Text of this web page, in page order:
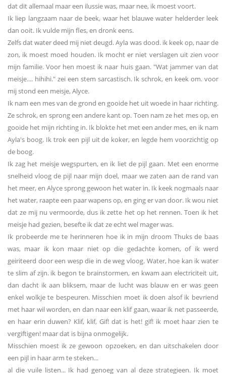
dat dit allemaal maar een ilussie was, maar nee, ik moest voort.
Ik liep langzaam naar de beek, waar het blauwe water helderder leek
dan ooit. Ik vulde mijn fles, en dronk eens.
Zelfs dat water deed mij niet deugd. Ayla was dood. ik keek op, naar de
zon, ik moest moed houden. Ik mocht er niet verslagen uit zien voor
mijn familie. Voor hen moest ik naar huis gaan. "Wat jammer van dat
meisje.... hihihi." zei een stem sarcastisch. Ik schrok, en keek om. voor
mij stond een meisje, Alyce.
Ik nam een mes van de grond en gooide het uit woede in haar richting.
Ze schrok, en sprong een andere kant op. Toen nam ze het mes op, en
gooide het mijn richting in. Ik blokte het met een ander mes, en ik nam
Ayla's boog. Ik trok een pijl uit de koker, en legde hem voorzichtig op
de boog.
Ik zag het meisje wegspurten, en ik liet de pijl gaan. Met een enorme
snelheid vloog de pijl naar mijn doel, maar we zaten aan de rand van
het meer, en Alyce sprong gewoon het water in. Ik keek nogmaals naar
het water, raapte een paar wapens op, en ging er van door. Ik wou niet
dat ze mij nu vermoorde, dus ik zette het op het rennen. Toen ik het
meisje had gezien, besefte ik dat ze echt wel mager was.
Ik probeerde me te herinneren hoe ik in mijn droom Thuks de baas
was, maar ik kon maar niet op die gedachte komen, of ik werd
geiriteerd door een wesp die in de weg vloog. Water, hoe kan ik water
te slim af zijn. ik begon te brainstormen, en kwam aan electriciteit uit,
dan dacht ik aan bliksem, maar de lucht was blauw en er was geen
enkel wolkje te bespeuren. Misschien moet ik doen alsof ik bevriend
met haar wil worden, en dan naar een klif gaan, waar ik net passeerde,
en haar erin duwen? Klif, klif, Gif! dat is het! gif! ik moet haar zien te
vergiftigen! maar dat is bijna onmogelijk.
Misschien moest ik ze gewoon opzoeken, en dan uitschakelen door
een pijl in haar arm te steken...
al die vuile listen... Ik had genoeg van al deze strategieen. Ik moet